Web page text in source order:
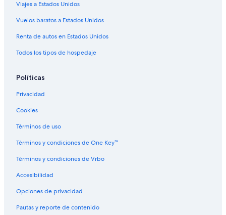
Viajes a Estados Unidos
Vuelos baratos a Estados Unidos
Renta de autos en Estados Unidos
Todos los tipos de hospedaje
Políticas
Privacidad
Cookies
Términos de uso
Términos y condiciones de One Key™
Términos y condiciones de Vrbo
Accesibilidad
Opciones de privacidad
Pautas y reporte de contenido